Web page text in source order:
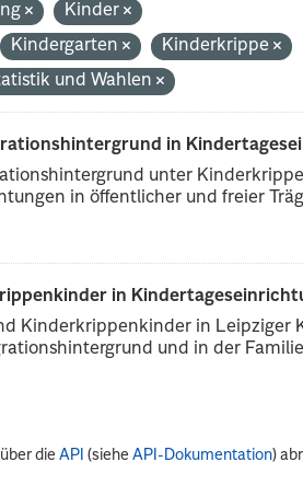
Kinder
Kindergarten
Kinderkrippe
und Wahlen
in
unter
in öffentlicher und freier
in
Kinderkrippenkinder in Leipziger
und in der
dieAPI (sieheAPI-Dokumentation)